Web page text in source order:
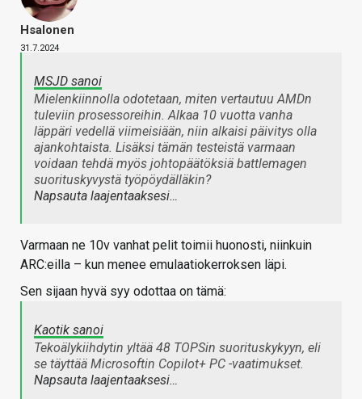
Hsalonen
31.7.2024
MSJD sanoi
Mielenkiinnolla odotetaan, miten vertautuu AMDn
tuleviin prosessoreihin. Alkaa 10 vuotta vanha
läppäri vedellä viimeisiään, niin alkaisi päivitys olla
ajankohtaista. Lisäksi tämän testeistä varmaan
voidaan tehdä myös johtopäätöksiä battlemagen
suorituskyvystä työpöydälläkin?
Napsauta laajentaaksesi…
Varmaan ne 10v vanhat pelit toimii huonosti, niinkuin
ARC:eilla – kun menee emulaatiokerroksen läpi.
Sen sijaan hyvä syy odottaa on tämä:
Kaotik sanoi
Tekoälykiihdytin yltää 48 TOPSin suorituskykyyn, eli
se täyttää Microsoftin Copilot+ PC -vaatimukset.
Napsauta laajentaaksesi…